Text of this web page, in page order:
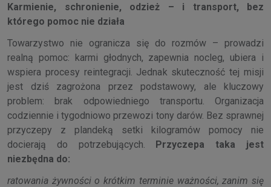
Karmienie, schronienie, odzież – i transport, bez
którego pomoc nie działa
Towarzystwo nie ogranicza się do rozmów – prowadzi
realną pomoc: karmi głodnych, zapewnia nocleg, ubiera i
wspiera procesy reintegracji. Jednak skuteczność tej misji
jest dziś zagrożona przez podstawowy, ale kluczowy
problem: brak odpowiedniego transportu. Organizacja
codziennie i tygodniowo przewozi tony darów. Bez sprawnej
przyczepy z plandeką setki kilogramów pomocy nie
docierają do potrzebujących. Przyczepa taka jest
niezbędna do:
ratowania żywności o krótkim terminie ważności, zanim się